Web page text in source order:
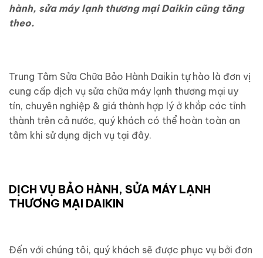
hành, sửa máy lạnh thương mại Daikin cũng tăng
theo.
Trung Tâm Sửa Chữa Bảo Hành Daikin tự hào là đơn vị
cung cấp dịch vụ sửa chữa máy lạnh thương mại uy
tín, chuyên nghiệp & giá thành hợp lý ở khắp các tỉnh
thành trên cả nước, quý khách có thể hoàn toàn an
tâm khi sử dụng dịch vụ tại đây.
DỊCH VỤ BẢO HÀNH, SỬA MÁY LẠNH
THƯƠNG MẠI DAIKIN
Đến với chúng tôi, quý khách sẽ được phục vụ bởi đơn